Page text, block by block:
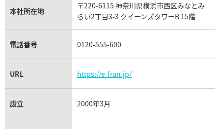
パネライ買取
チューダー（チュードル）買取
本社所在地
〒220-6115 神奈川県横浜市西区みなとみ
らい2丁目3-3 クイーンズタワーB 15階
電話番号 0120-555-600
URL https://e-fran.jp/
設立 2000年3月